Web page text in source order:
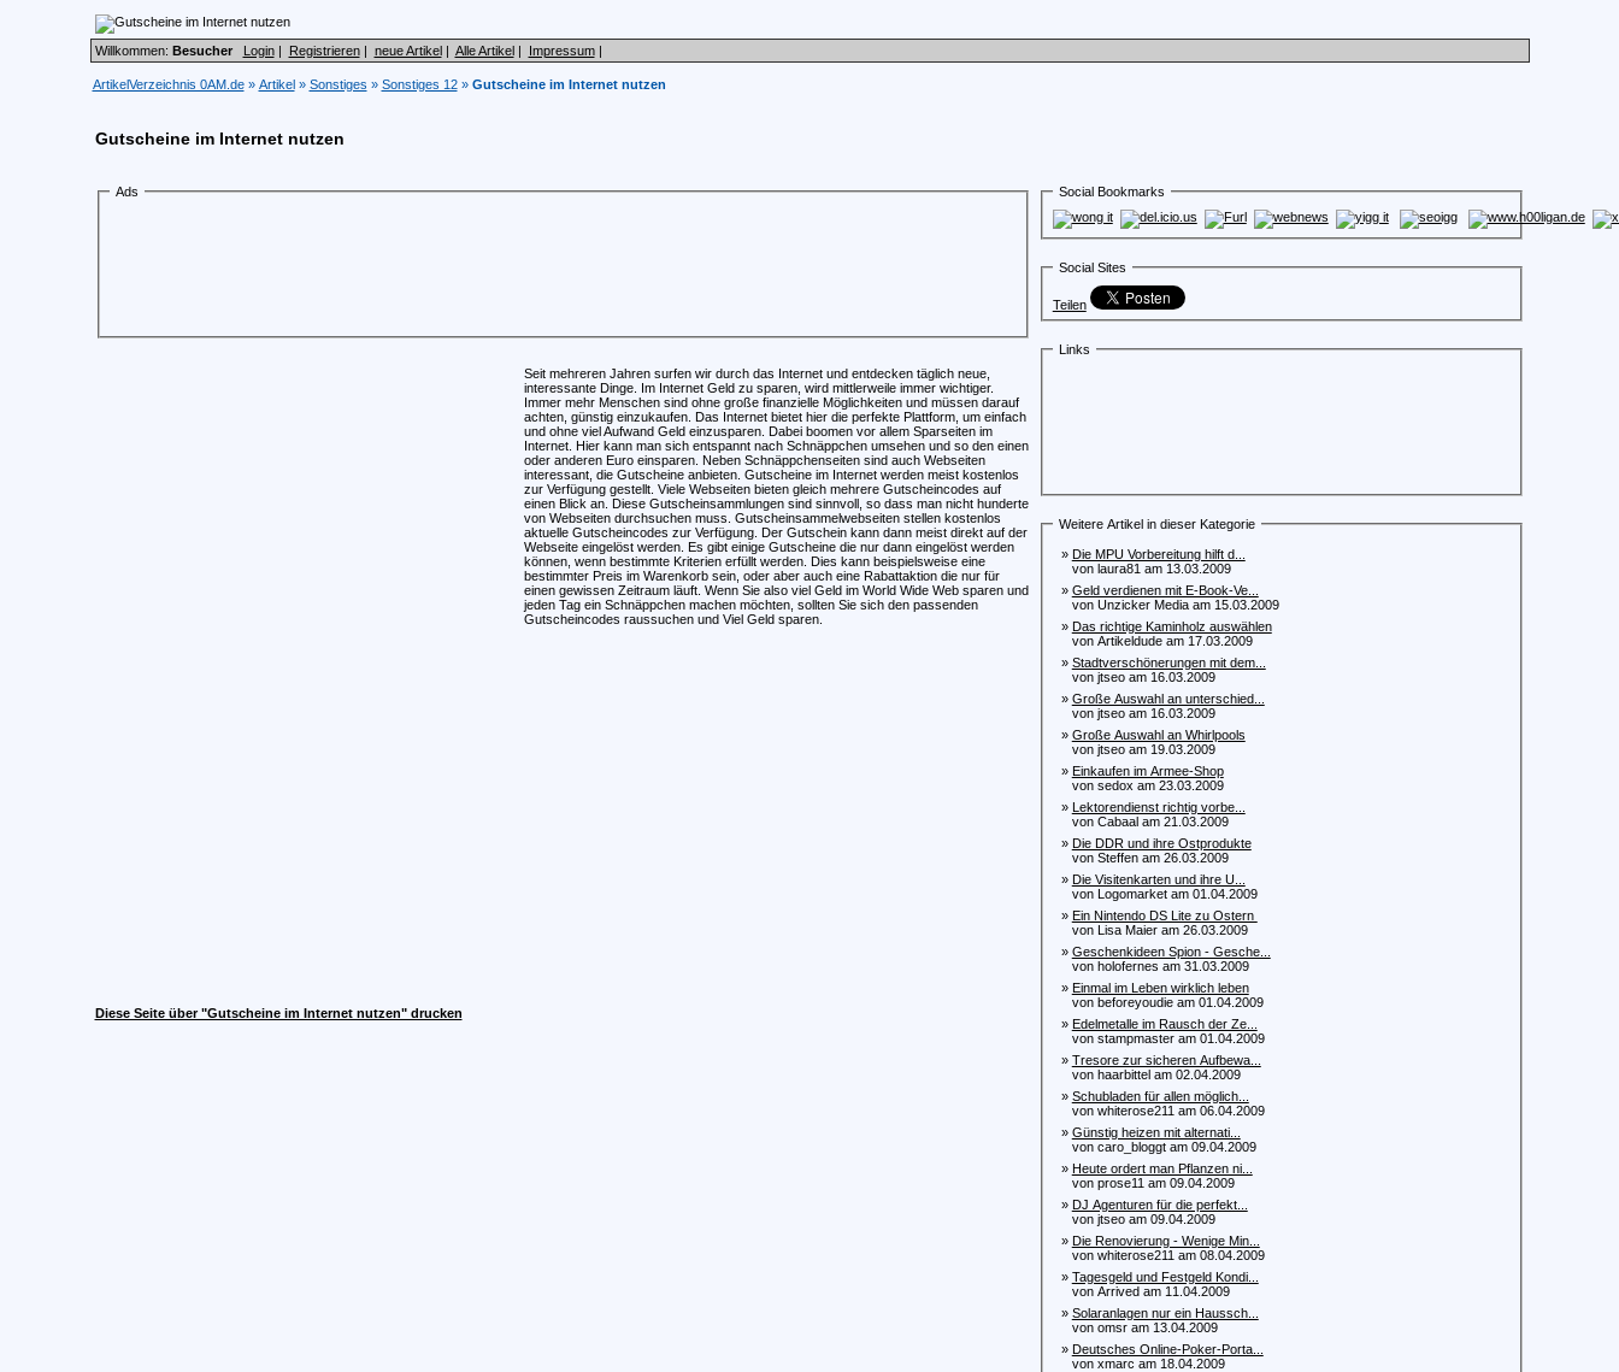
Willkommen: Besucher Login| Registrieren| neue Artikel| Alle Artikel| Impressum|
ArtikelVerzeichnis 0AM.de» Artikel» Sonstiges » Sonstiges 12» Gutscheine im Internet nutzen
Gutscheine im Internet nutzen
Ads
Seit mehreren Jahren surfen wir durch das Internet und entdecken täglich neue,
interessante Dinge. Im Internet Geld zu sparen, wird mittlerweile immer wichtiger.
Immer mehr Menschen sind ohne große finanzielle Möglichkeiten und müssen darauf
achten, günstig einzukaufen. Das Internet bietet hier die perfekte Plattform, um einfach
und ohne viel Aufwand Geld einzusparen. Dabei boomen vor allem Sparseiten im
Internet. Hier kann man sich entspannt nach Schnäppchen umsehen und so den einen
oder anderen Euro einsparen. Neben Schnäppchenseiten sind auch Webseiten
interessant, die Gutscheine anbieten. Gutscheine im Internet werden meist kostenlos
zur Verfügung gestellt. Viele Webseiten bieten gleich mehrere Gutscheincodes auf
einen Blick an. Diese Gutscheinsammlungen sind sinnvoll, so dass man nicht hunderte
von Webseiten durchsuchen muss. Gutscheinsammelwebseiten stellen kostenlos
aktuelle Gutscheincodes zur Verfügung. Der Gutschein kann dann meist direkt auf der
Webseite eingelöst werden. Es gibt einige Gutscheine die nur dann eingelöst werden
können, wenn bestimmte Kriterien erfüllt werden. Dies kann beispielsweise eine
bestimmter Preis im Warenkorb sein, oder aber auch eine Rabattaktion die nur für
einen gewissen Zeitraum läuft. Wenn Sie also viel Geld im World Wide Web sparen und
jeden Tag ein Schnäppchen machen möchten, sollten Sie sich den passenden
Gutscheincodes raussuchen und Viel Geld sparen.
Diese Seite über "Gutscheine im Internet nutzen" drucken
Social Bookmarks
Social Sites
Teilen
Links
Weitere Artikel in dieser Kategorie
» Die MPU Vorbereitung hilft d...
von laura81 am 13.03.2009
» Geld verdienen mit E-Book-Ve...
von Unzicker Media am 15.03.2009
» Das richtige Kaminholz auswählen
von Artikeldude am 17.03.2009
» Stadtverschönerungen mit dem...
von jtseo am 16.03.2009
» Große Auswahl an unterschied...
von jtseo am 16.03.2009
» Große Auswahl an Whirlpools
von jtseo am 19.03.2009
» Einkaufen im Armee-Shop
von sedox am 23.03.2009
» Lektorendienst richtig vorbe...
von Cabaal am 21.03.2009
» Die DDR und ihre Ostprodukte
von Steffen am 26.03.2009
» Die Visitenkarten und ihre U...
von Logomarket am 01.04.2009
» Ein Nintendo DS Lite zu Ostern
von Lisa Maier am 26.03.2009
» Geschenkideen Spion - Gesche...
von holofernes am 31.03.2009
» Einmal im Leben wirklich leben
von beforeyoudie am 01.04.2009
» Edelmetalle im Rausch der Ze...
von stampmaster am 01.04.2009
» Tresore zur sicheren Aufbewa...
von haarbittel am 02.04.2009
» Schubladen für allen möglich...
von whiterose211 am 06.04.2009
» Günstig heizen mit alternati...
von caro_bloggt am 09.04.2009
» Heute ordert man Pflanzen ni...
von prose11 am 09.04.2009
» DJ Agenturen für die perfekt...
von jtseo am 09.04.2009
» Die Renovierung - Wenige Min...
von whiterose211 am 08.04.2009
» Tagesgeld und Festgeld Kondi...
von Arrived am 11.04.2009
» Solaranlagen nur ein Haussch...
von omsr am 13.04.2009
» Deutsches Online-Poker-Porta...
von xmarc am 18.04.2009